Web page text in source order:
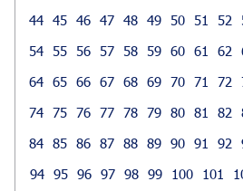
44 45 46 47 48 49 50 51 52
54 55 56 57 58 59 60 61 62
64 65 66 67 68 69 70 71 72
74 75 76 77 78 79 80 81 82
84 85 86 87 88 89 90 91 92
94 95 96 97 98 99 100 101